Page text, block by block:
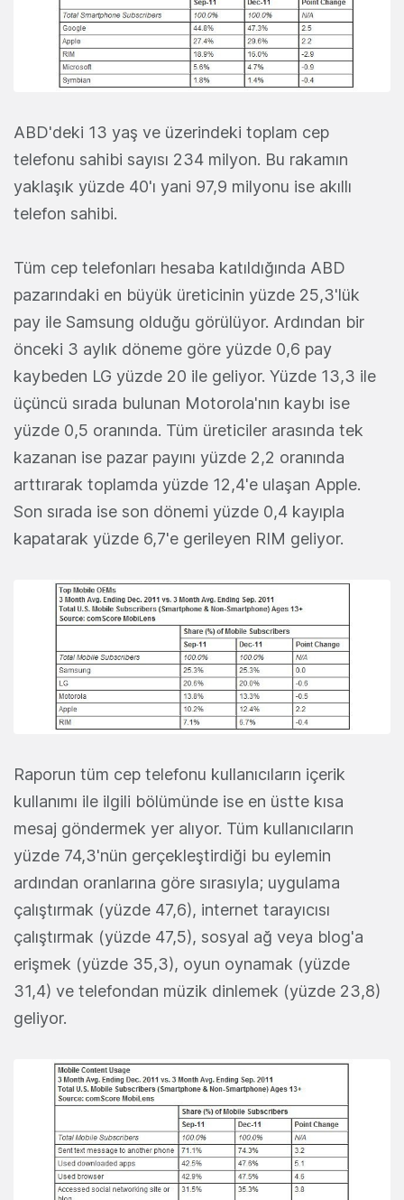
ABD'deki 13 yaş ve üzerindeki toplam cep
telefonu sahibi sayısı 234 milyon. Bu rakamın
yaklaşık yüzde 40'ı yani 97,9 milyonu ise akıllı
telefon sahibi.
Tüm cep telefonları hesaba katıldığında ABD
pazarındaki en büyük üreticinin yüzde 25,3'lük
pay ile Samsung olduğu görülüyor. Ardından bir
önceki 3 aylık döneme göre yüzde 0,6 pay
kaybeden LG yüzde 20 ile geliyor. Yüzde 13,3 ile
üçüncü sırada bulunan Motorola'nın kaybı ise
yüzde 0,5 oranında. Tüm üreticiler arasında tek
kazanan ise pazar payını yüzde 2,2 oranında
arttırarak toplamda yüzde 12,4'e ulaşan Apple.
Son sırada ise son dönemi yüzde 0,4 kayıpla
kapatarak yüzde 6,7'e gerileyen RIM geliyor.
Raporun tüm cep telefonu kullanıcıların içerik
kullanımı ile ilgili bölümünde ise en üstte kısa
mesaj göndermek yer alıyor. Tüm kullanıcıların
yüzde 74,3'nün gerçekleştirdiği bu eylemin
ardından oranlarına göre sırasıyla; uygulama
çalıştırmak (yüzde 47,6), internet tarayıcısı
çalıştırmak (yüzde 47,5), sosyal ağ veya blog'a
erişmek (yüzde 35,3), oyun oynamak (yüzde
31,4) ve telefondan müzik dinlemek (yüzde 23,8)
geliyor.